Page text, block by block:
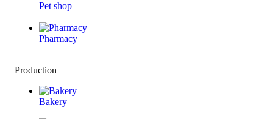
Pet shop
Pharmacy
Production
Bakery